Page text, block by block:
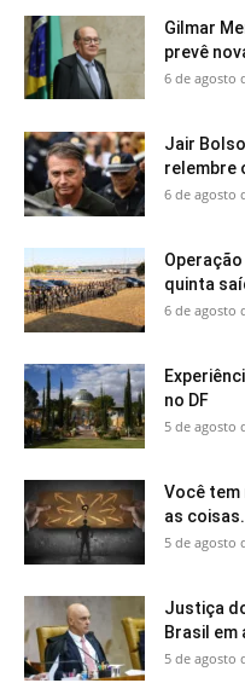
Gilmar
prevê
6 de agosto
Jair
relembre
6 de agosto
quinta
6 de agosto
no DF
5 de agosto
Você tem
as
5 de agosto
Justiça
Brasil em
5 de agosto